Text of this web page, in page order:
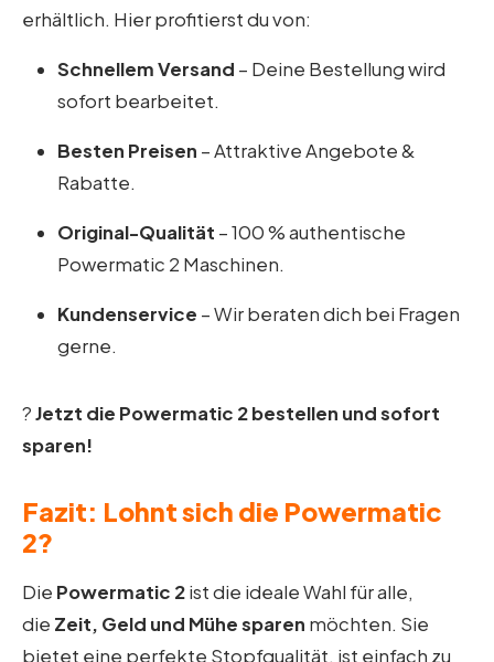
erhältlich. Hier profitierst du von:
Schnellem Versand – Deine Bestellung wird
sofort bearbeitet.
Besten Preisen – Attraktive Angebote &
Rabatte.
Original-Qualität – 100 % authentische
Powermatic 2 Maschinen.
Kundenservice – Wir beraten dich bei Fragen
gerne.
?Jetzt die Powermatic 2 bestellen und sofort
sparen!
Fazit: Lohnt sich die Powermatic
2?
Die Powermatic 2ist die ideale Wahl für alle,
die Zeit, Geld und Mühe sparen möchten. Sie
bietet eine perfekte Stopfqualität, ist einfach zu